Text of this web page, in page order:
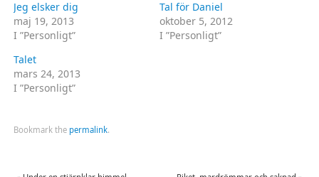
nytt
fönster)
nytt
Jeg elsker dig
maj 19, 2013
I ”Personligt”
Tal för Daniel
oktober 5, 2012
I ”Personligt”
Talet
mars 24, 2013
I ”Personligt”
Bookmark the permalink.